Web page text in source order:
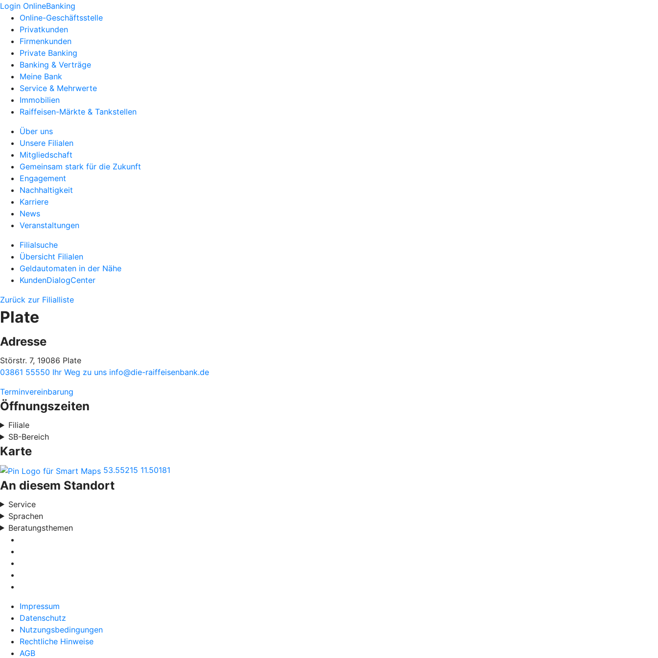
Login OnlineBanking
Online-Geschäftsstelle
Privatkunden
Firmenkunden
Private Banking
Banking & Verträge
Meine Bank
Service & Mehrwerte
Immobilien
Raiffeisen-Märkte & Tankstellen
Über uns
Unsere Filialen
Mitgliedschaft
Gemeinsam stark für die Zukunft
Engagement
Nachhaltigkeit
Karriere
News
Veranstaltungen
Filialsuche
Übersicht Filialen
Geldautomaten in der Nähe
KundenDialogCenter
Zurück zur Filialliste
Plate
Adresse
Störstr. 7, 19086 Plate
03861 55550 Ihr Weg zu uns info@die-raiffeisenbank.de
Terminvereinbarung
Öffnungszeiten
Filiale
SB-Bereich
Karte
53.55215 11.50181
An diesem Standort
Service
Sprachen
Beratungsthemen
Impressum
Datenschutz
Nutzungsbedingungen
Rechtliche Hinweise
AGB